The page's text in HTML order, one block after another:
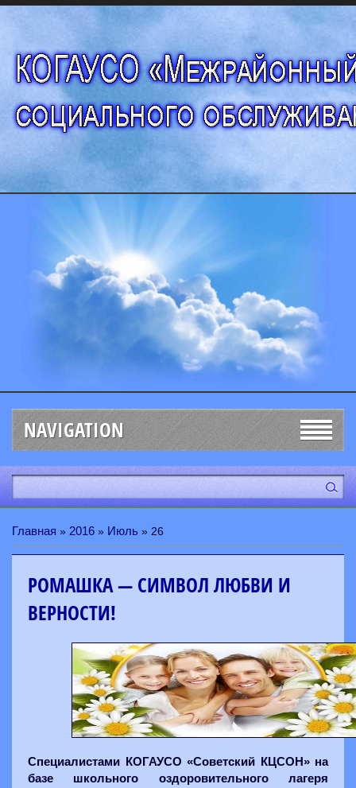
NAVIGATION
Главная » 2016 » Июль » 26
РОМАШКА — СИМВОЛ ЛЮБВИ И
ВЕРНОСТИ!
Специалистами КОГАУСО «Советский КЦСОН» на
базе школьного оздоровительного лагеря